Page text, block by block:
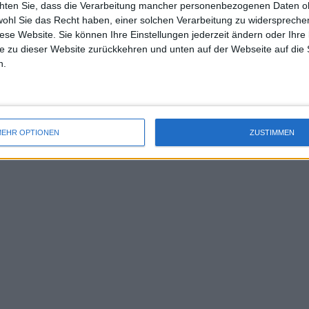
Sie, dass die Verarbeitung mancher personenbezogenen Daten
Sie das Recht haben, einer solchen Verarbeitung zu
Website. Sie können Ihre Einstellungen jederzeit ändern oder Ihre
zu dieser Website zurückkehren und unten auf der Webseite auf die
OPTIONEN ZUSTIMMEN
als er im Halbfinale gegen Alexander
Muskelrisses aufgeben musste.
an Djokovic gezweifelt habe, im
der besten Tennisspiele des
uss
mal
des